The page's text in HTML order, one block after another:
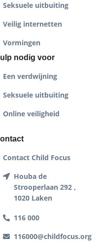
Seksuele uitbuiting
Veilig internetten
Vormingen
nodig voor
Een verdwijning
Seksuele uitbuiting
Online veiligheid
Contact Child Focus
Houba de
Strooperlaan 292 ,
1020 Laken
116 000
116000@childfocus.org